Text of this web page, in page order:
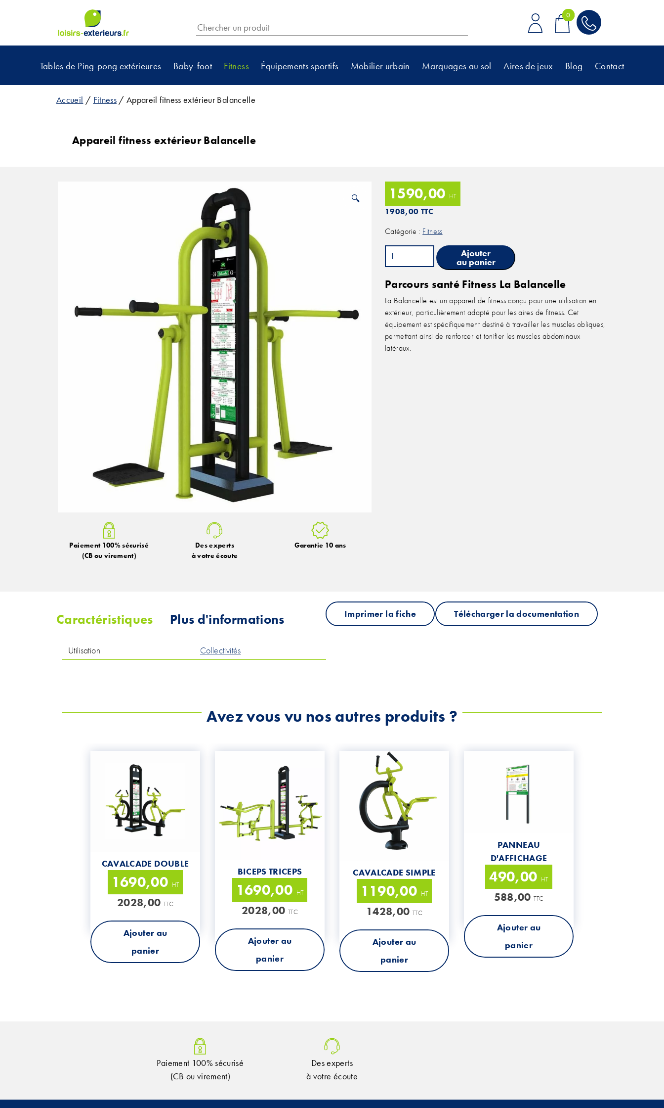
Rechercher
0
0
Tables de Ping-pong extérieures Baby-foot Fitness Équipements sportifs Mobilier urbain Marquages au sol Aires de jeux Blog Contact
Accueil / Fitness/ Appareil fitness extérieur Balancelle
Appareil fitness extérieur Balancelle
🔍
Paiement 100% sécurisé
(CB ou virement)
Des experts
à votre écoute
Garantie 10 ans
1590,00 HT
1908,00 TTC
Catégorie : Fitness
quantité
de
Appareil
fitness
extérieur
Balancelle
Ajouter
au panier
Parcours santé Fitness La Balancelle
La Balancelle est un appareil de fitness conçu pour une utilisation en
extérieur, particulièrement adapté pour les aires de fitness. Cet
équipement est spécifiquement destiné à travailler les muscles obliques,
permettant ainsi de renforcer et tonifier les muscles abdominaux
latéraux.
Télécharger la documentation
Imprimer la fiche
Caractéristiques Plus d'informations
Utilisation Collectivités
Avez vous vu nos autres produits ?
CAVALCADE DOUBLE
1690,00 HT
2028,00 TTC
Ajouter au
panier
BICEPS TRICEPS
1690,00 HT
2028,00 TTC
Ajouter au
panier
CAVALCADE SIMPLE
1190,00 HT
1428,00 TTC
Ajouter au
panier
PANNEAU
D'AFFICHAGE
490,00 HT
588,00 TTC
Ajouter au
panier
Paiement 100% sécurisé
(CB ou virement)
Des experts
à votre écoute